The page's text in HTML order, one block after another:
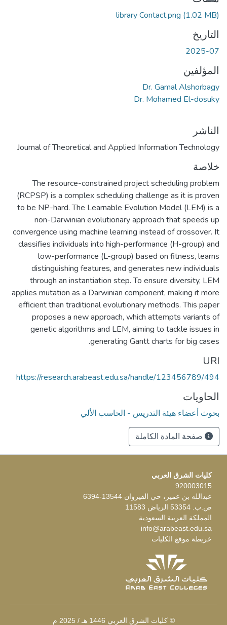
library Contact.png (1.02 MB)
التاريخ
2025-07
المؤلفين
Dr. Gamal Alshorbagy
Dr. Mohamed El-dosuky
الناشر
Journal of Theoretical and Applied Information Technology
خلاصة
The resource-constrained project scheduling problem
(RCPSP) is a complex scheduling challenge as it is proven
to be NP-hard. The Learnable Evolution Model (LEM) is a
non-Darwinian evolutionary approach that speeds up
convergence using machine learning instead of crossover. It
classifies individuals into high-performance (H-group) and
low-performance (L-group) based on fitness, learns
distinguishing features, and generates new individuals
through an instantiation step. To ensure diversity, LEM
applies mutation as a Darwinian component, making it more
efficient than traditional evolutionary methods. This paper
proposes a new approach, which attempts variants of
genetic algorithms and LEM, aiming to tackle issues in
generating Gantt charts for big cases.
URI
https://research.arabeast.edu.sa/handle/123456789/494
الحاويات
بحوث أعضاء هيئة التدريس - الحاسب الألي
صفحة المادة الكاملة
كليات الشرق العربي
920003015
عبدالله بن عمير، حي القيروان 13544-6394
ص.ب. 53354 الرياض 11583
المملكة العربية السعودية
info@arabeast.edu.sa
خريطة موقع الكليات
© كليات الشرق العربي 1446 هـ / 2025 م